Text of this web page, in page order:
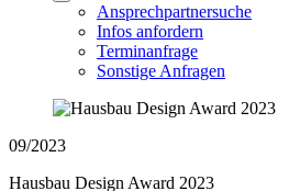
Ansprechpartnersuche
Infos anfordern
Terminanfrage
Sonstige Anfragen
09/2023
Hausbau Design Award 2023